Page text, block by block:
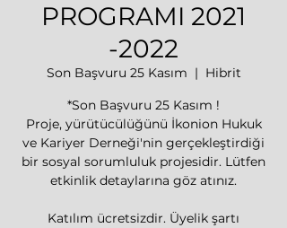
PROGRAMI 2021
-2022
Son Başvuru 25 Kasım
  |
Hibrit
*Son Başvuru 25 Kasım !
Proje, yürütücülüğünü İkonion Hukuk
ve Kariyer Derneği'nin gerçekleştirdiği
bir sosyal sorumluluk projesidir. Lütfen
etkinlik detaylarına göz atınız.
Katılım ücretsizdir. Üyelik şartı